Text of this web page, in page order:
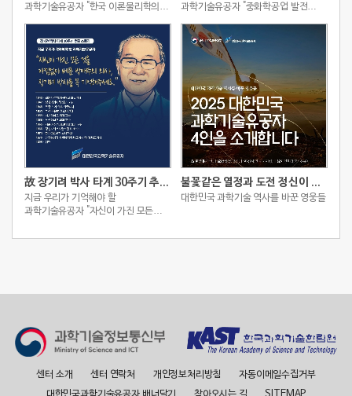
과학기술유공자 "한국 이론물리학의
과학기술유공자 "중화학공업 발전
故 장기려 박사 타계 30주기 추모 스토리
지금 우리가 기억해야 할
과학기술유공자 "자신이 가진 모든
장기려 박사를 꼭 기억해주세요."
불꽃같은 열정과 도전 정신이 빚어낸 2025 대한민국 과학기술유공자 4인
대한민국 과학기술 역사를 바꾼 영웅들
센터 소개 센터 연락처 개인정보처리방침
자동이메일수집거부